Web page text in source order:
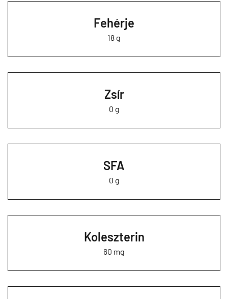
Fehérje
18 g
Zsír
0 g
SFA
0 g
Koleszterin
60 mg